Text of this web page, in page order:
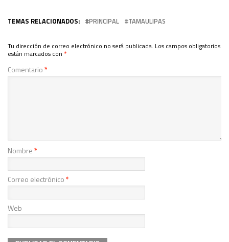
TEMAS RELACIONADOS: PRINCIPAL TAMAULIPAS
Tu dirección de correo electrónico no será publicada. Los campos obligatorios
están marcados con *
Comentario*
Nombre*
Correo electrónico*
Web